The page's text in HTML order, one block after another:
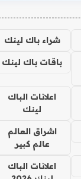
شراء باك لينك
باقات باك لينك
اعلانات الباك
لينك
اشراق العالم
عالم كبير
اعلانات الباك